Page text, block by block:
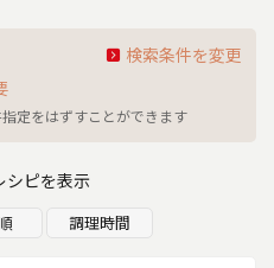
定をはずすことができます
検索条件を変更
シピを表示
調理時間